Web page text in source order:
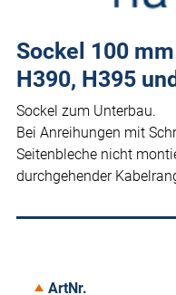
Sockel 100
H390, H395
Sockel zum Unterbau.
Bei Anreihungen mit
Seitenbleche nicht
durchgehender
ArtNr.